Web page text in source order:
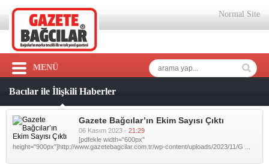
Normal Site
MENÜ
Bacılar ile İlişkili Haberler
Gazete Bağcılar’ın Ekim Sayısı Çıktı
06 Kasım 2023 - 21:29
[pdfekle width="600px"
height="900px"]http://www.gazetebagcilar.com.tr/wp-content/uploads/2023/11/G ...